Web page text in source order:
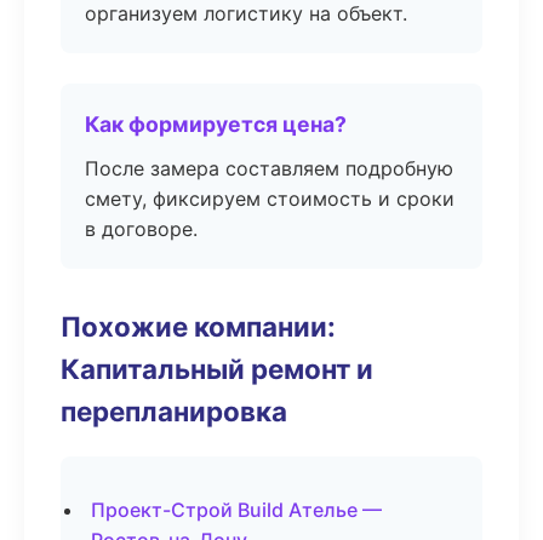
организуем логистику на объект.
Как формируется цена?
После замера составляем подробную
смету, фиксируем стоимость и сроки
в договоре.
Похожие компании:
Капитальный ремонт и
перепланировка
Проект-Строй Build Ателье —